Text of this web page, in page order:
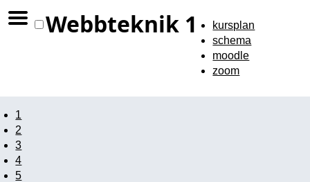
Webbteknik 1
kursplan
schema
moodle
zoom
1
2
3
4
5